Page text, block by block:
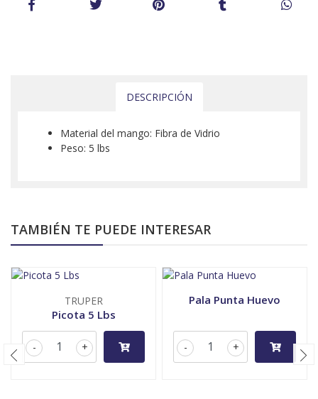
DESCRIPCIÓN
Material del mango: Fibra de Vidrio
Peso: 5 lbs
TAMBIÉN TE PUEDE INTERESAR
TRUPER
Picota 5 Lbs
+
-
Pala Punta Huevo
+
-